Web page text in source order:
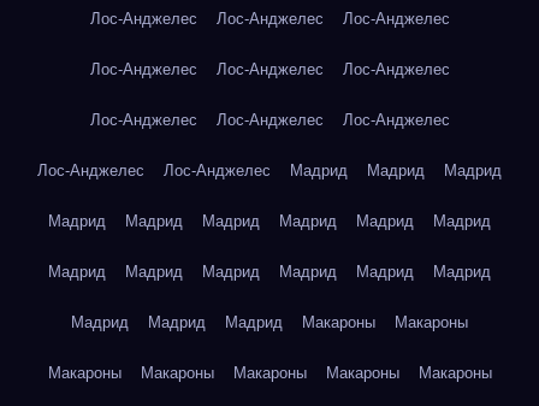
Лос-Анджелес Лос-Анджелес Лос-Анджелес
Лос-Анджелес Лос-Анджелес Лос-Анджелес
Лос-Анджелес Лос-Анджелес Лос-Анджелес
Лос-Анджелес Лос-Анджелес Мадрид Мадрид Мадрид
Мадрид Мадрид Мадрид Мадрид Мадрид Мадрид
Мадрид Мадрид Мадрид Мадрид Мадрид Мадрид
Мадрид Мадрид Мадрид Макароны Макароны
Макароны Макароны Макароны Макароны Макароны